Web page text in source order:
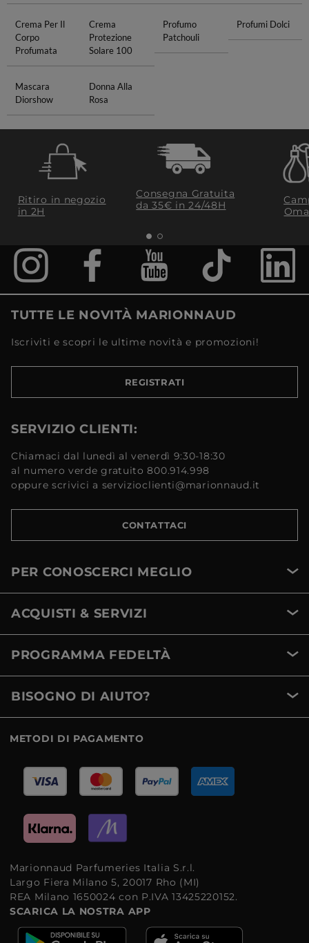
Crema Per Il
Corpo
Profumata
Crema
Protezione
Solare 100
Profumo
Patchouli
Profumi Dolci
Mascara
Diorshow
Donna Alla
Rosa
Ritiro in negozio
in 2H
Consegna Gratuita
da 35€​ in 24/48H
TUTTE LE NOVITÀ MARIONNAUD
Iscriviti e scopri le ultime novità e promozioni!
REGISTRATI
SERVIZIO CLIENTI:
Chiamaci dal lunedì al venerdì 9:30-18:30
al numero verde gratuito 800.914.998
oppure scrivici a servizioclienti@marionnaud.it
CONTATTACI
PER CONOSCERCI MEGLIO
ACQUISTI & SERVIZI
PROGRAMMA FEDELTÀ
BISOGNO DI AIUTO?
METODI DI PAGAMENTO
Marionnaud Parfumeries Italia S.r.l.
Largo Fiera Milano 5, 20017 Rho (MI)
REA Milano 1650024 con P.IVA 13425220152.
SCARICA LA NOSTRA APP